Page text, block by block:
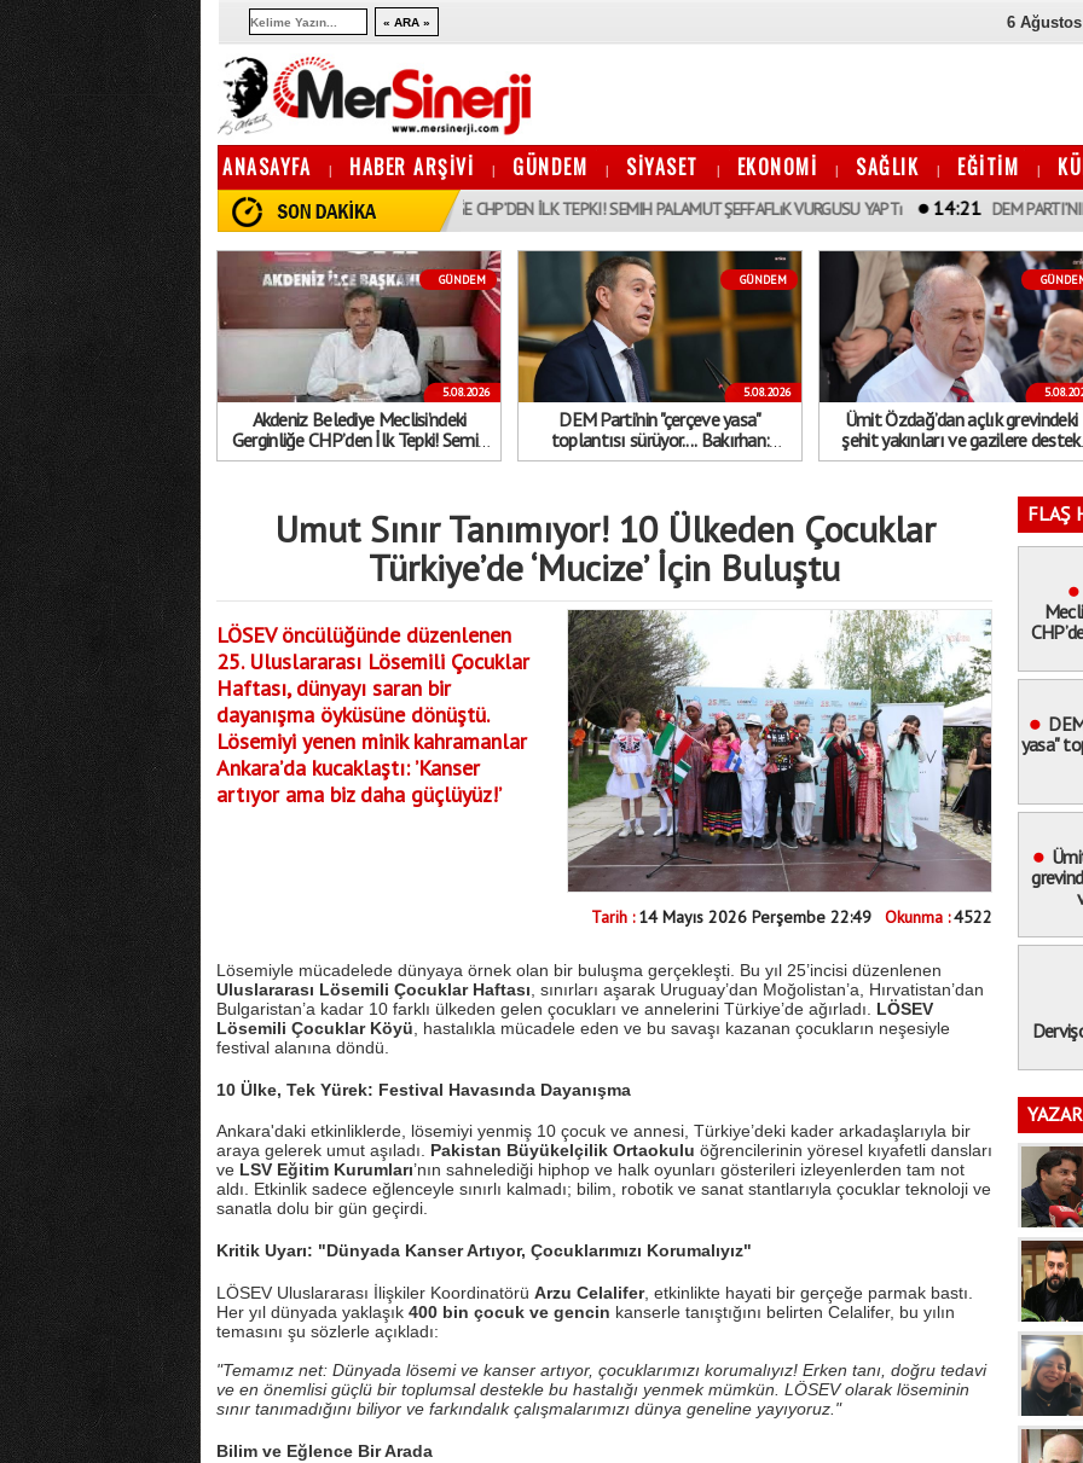
6
ANASAYFA | HABER ARŞİVİ | GÜNDEM | SİYASET | EKONOMİ | SAĞLIK | EĞİTİM |
21:39 AKDENIZ BELEDIYE MECLISI’NDEKI GERGINLIĞE CHP’DEN İLK TEPKI! SEMIH PALAMUT ŞEFFAFLıK VURGUSU YAPTı 14:21 DEM PARTI’NIN "ÇERÇEVE
GÜNDEM
5.08.2026
Akdeniz Belediye Meclisi’ndeki
Gerginliğe CHP’den İlk Tepki! Semih
Palamut Şeffaflık Vurgusu Yaptı
GÜNDEM
5.08.2026
DEM Parti’nin "çerçeve yasa"
toplantısı sürüyor.... Bakırhan:
"Değerlendiriyoruz, içeride bakacağız"
Ümit Özdağ’dan açlık grevindeki
şehit yakınları ve gazilere destek
çağrısı: "Büyük Türk Milleti’ni
Umut Sınır Tanımıyor! 10 Ülkeden Çocuklar
Türkiye’de ‘Mucize’ İçin Buluştu
LÖSEV öncülüğünde düzenlenen
25. Uluslararası Lösemili Çocuklar
Haftası, dünyayı saran bir
dayanışma öyküsüne dönüştü.
Lösemiyi yenen minik kahramanlar
Ankara’da kucaklaştı: ’Kanser
artıyor ama biz daha güçlüyüz!’
Tarih : 14 Mayıs 2026 Perşembe 22:49 Okunma :4522
Lösemiyle mücadelede dünyaya örnek olan bir buluşma gerçekleşti. Bu yıl 25’incisi düzenlenen
Uluslararası Lösemili Çocuklar Haftası , sınırları aşarak Uruguay’dan Moğolistan’a, Hırvatistan’dan
Bulgaristan’a kadar 10 farklı ülkeden gelen çocukları ve annelerini Türkiye’de ağırladı. LÖSEV
Lösemili Çocuklar Köyü , hastalıkla mücadele eden ve bu savaşı kazanan çocukların neşesiyle
festival alanına döndü.
10 Ülke, Tek Yürek: Festival Havasında Dayanışma
Ankara'daki etkinliklerde, lösemiyi yenmiş 10 çocuk ve annesi, Türkiye’deki kader arkadaşlarıyla bir
araya gelerek umut aşıladı. Pakistan Büyükelçilik Ortaokulu öğrencilerinin yöresel kıyafetli dansları
ve LSV Eğitim Kurumları’nın sahnelediği hiphop ve halk oyunları gösterileri izleyenlerden tam not
aldı. Etkinlik sadece eğlenceyle sınırlı kalmadı; bilim, robotik ve sanat stantlarıyla çocuklar teknoloji ve
sanatla dolu bir gün geçirdi.
Kritik Uyarı: "Dünyada Kanser Artıyor, Çocuklarımızı Korumalıyız"
LÖSEV Uluslararası İlişkiler Koordinatörü Arzu Celalifer, etkinlikte hayati bir gerçeğe parmak bastı.
Her yıl dünyada yaklaşık 400 bin çocuk ve gencin kanserle tanıştığını belirten Celalifer, bu yılın
temasını şu sözlerle açıkladı:
"Temamız net: Dünyada lösemi ve kanser artıyor, çocuklarımızı korumalıyız! Erken tanı, doğru tedavi
ve en önemlisi güçlü bir toplumsal destekle bu hastalığı yenmek mümkün. LÖSEV olarak löseminin
sınır tanımadığını biliyor ve farkındalık çalışmalarımızı dünya geneline yayıyoruz."
Bilim ve Eğlence Bir Arada
FLAŞ
yasa"